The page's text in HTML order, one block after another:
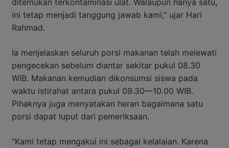
ini tetap menjadi tanggung jawab kami,” ujar Hari
Rahmad.
Ia menjelaskan seluruh porsi makanan telah melewati
pengecekan sebelum diantar sekitar pukul 08.30
WIB. Makanan kemudian dikonsumsi siswa pada
waktu istirahat antara pukul 09.30—10.00 WIB.
Pihaknya juga menyatakan heran bagaimana satu
porsi dapat luput dari pemeriksaan.
“Kami tetap mengakui ini sebagai kelalaian. Karena